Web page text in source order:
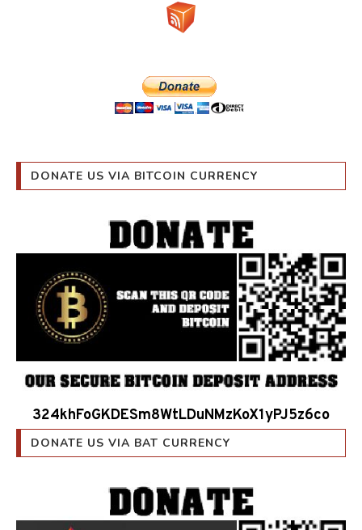
DONATE US VIA BITCOIN CURRENCY
324khFoGKDESm8WtLDuNMzKoX1yPJ5z6co
DONATE US VIA BAT CURRENCY